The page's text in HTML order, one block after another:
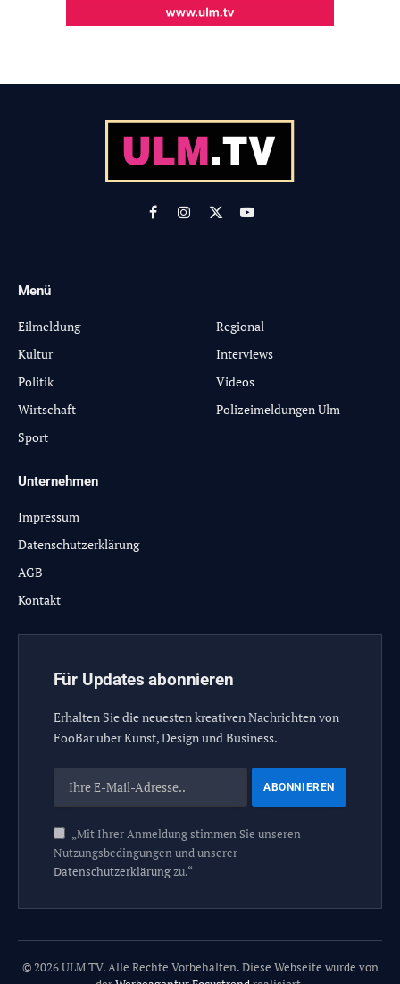
FacebookInstagram
X
(Twitter)
YouTube
Menü
Eilmeldung
Kultur
Politik
Wirtschaft
Sport
Regional
Interviews
Videos
Polizeimeldungen Ulm
Unternehmen
Impressum
Datenschutzerklärung
AGB
Kontakt
Für Updates abonnieren
Erhalten Sie die neuesten kreativen Nachrichten von
FooBar über Kunst, Design und Business.
„Mit Ihrer Anmeldung stimmen Sie unseren
Nutzungsbedingungen und unserer
Datenschutzerklärungzu.“
© 2026 ULM TV. Alle Rechte Vorbehalten. Diese Webseite wurde von